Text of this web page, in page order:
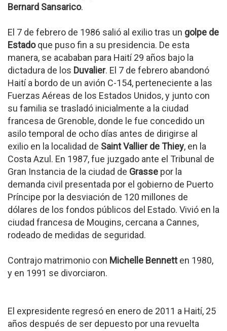
Bernard Sansarico.
El 7 de febrero de 1986 salió al exilio tras un golpe de
Estadoque puso fin a su presidencia. De esta
manera, se acababan para Haití 29 años bajo la
dictadura de los Duvalier. El 7 de febrero abandonó
Haití a bordo de un avión C-154, perteneciente a las
Fuerzas Aéreas de los Estados Unidos, y junto con
su familia se trasladó inicialmente a la ciudad
francesa de Grenoble, donde le fue concedido un
asilo temporal de ocho días antes de dirigirse al
exilio en la localidad de Saint Vallier de Thiey, en la
Costa Azul. En 1987, fue juzgado ante el Tribunal de
Gran Instancia de la ciudad de Grasse por la
demanda civil presentada por el gobierno de Puerto
Príncipe por la desviación de 120 millones de
dólares de los fondos públicos del Estado. Vivió en la
ciudad francesa de Mougins, cercana a Cannes,
rodeado de medidas de seguridad.
Contrajo matrimonio con Michelle Bennetten 1980,
y en 1991 se divorciaron.
El expresidente regresó en enero de 2011 a Haití, 25
años después de ser depuesto por una revuelta